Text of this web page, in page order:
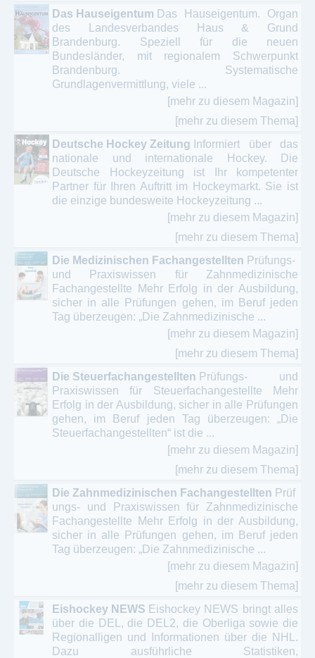
Das Hauseigentum Das Hauseigentum. Organ
des Landesverbandes Haus & Grund
Brandenburg. Speziell für die neuen
Bundesländer, mit regionalem Schwerpunkt
Brandenburg. Systematische
Grundlagenvermittlung, viele ...
[mehr zu diesem Magazin]
[mehr zu diesem Thema]
Deutsche Hockey Zeitung Informiert über das
nationale und internationale Hockey. Die
Deutsche Hockeyzeitung ist Ihr kompetenter
Partner für Ihren Auftritt im Hockeymarkt. Sie ist
die einzige bundesweite Hockeyzeitung ...
[mehr zu diesem Magazin]
[mehr zu diesem Thema]
Die Medizinischen Fachangestellten Prüfungs-
und Praxiswissen für Zahnmedizinische
Fachangestellte Mehr Erfolg in der Ausbildung,
sicher in alle Prüfungen gehen, im Beruf jeden
Tag überzeugen: „Die Zahnmedizinische ...
[mehr zu diesem Magazin]
[mehr zu diesem Thema]
Die Steuerfachangestellten Prüfungs- und
Praxiswissen für Steuerfachangestellte Mehr
Erfolg in der Ausbildung, sicher in alle Prüfungen
gehen, im Beruf jeden Tag überzeugen: „Die
Steuerfachangestellten“ ist die ...
[mehr zu diesem Magazin]
[mehr zu diesem Thema]
Die Zahnmedizinischen Fachangestellten Prüf
ungs- und Praxiswissen für Zahnmedizinische
Fachangestellte Mehr Erfolg in der Ausbildung,
sicher in alle Prüfungen gehen, im Beruf jeden
Tag überzeugen: „Die Zahnmedizinische ...
[mehr zu diesem Magazin]
[mehr zu diesem Thema]
Eishockey NEWS Eishockey NEWS bringt alles
über die DEL, die DEL2, die Oberliga sowie die
Regionalligen und Informationen über die NHL.
Dazu ausführliche Statistiken,